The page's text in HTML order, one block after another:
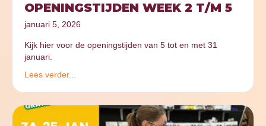
OPENINGSTIJDEN WEEK 2 T/M 5
januari 5, 2026
Kijk hier voor de openingstijden van 5 tot en met 31
januari.
Lees verder...